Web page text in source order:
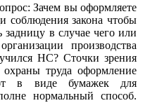
Зачем вы оформляете
соблюдения закона чтобы
в случае чего или
производства
НС? Сточки зрения
охраны труда оформление
в виде бумажек для
нормальный способ.